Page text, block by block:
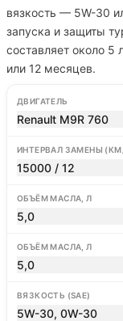
вязкость — 5W-30
запуска и защиты
составляет около
или 12 месяцев.
ДВИГАТЕЛЬ
Renault M9R 760
ИНТЕРВАЛ ЗАМЕНЫ
15000 / 12
ОБЪЁМ МАСЛА, Л
5,0
ОБЪЁМ МАСЛА, Л
5,0
ВЯЗКОСТЬ (SAE)
5W-30, 0W-30